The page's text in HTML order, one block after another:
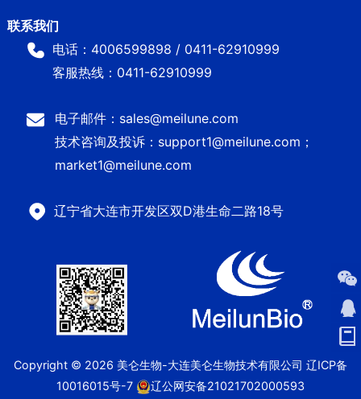
电话：4006599898 / 0411-62910999
客服热线：0411-62910999
电子邮件：sales@meilune.com
技术咨询及投诉：support1@meilune.com；
market1@meilune.com
辽宁省大连市开发区双D港生命二路18号
Copyright © 2026 美仑生物-大连美仑生物技术有限公司 辽ICP备
10016015号-7
辽公网安备21021702000593